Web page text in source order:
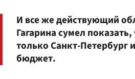
И все же действующий
Гагарина сумел
только Санкт-Петербург
бюджет.